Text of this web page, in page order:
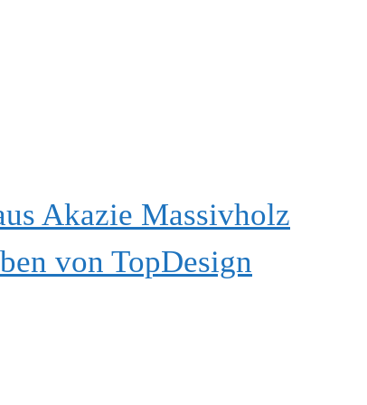
Akazie Massivholz
von TopDesign